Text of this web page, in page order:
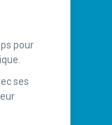
pour
ses